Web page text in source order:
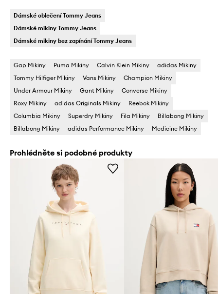
Dámské oblečení Tommy Jeans
Dámské mikiny Tommy Jeans
Dámské mikiny bez zapínání Tommy Jeans
Gap Mikiny Puma Mikiny Calvin Klein Mikiny
adidas Mikiny
Tommy Hilfiger Mikiny
Vans Mikiny
Champion Mikiny
Under Armour Mikiny
Gant Mikiny
Converse Mikiny
Roxy Mikiny
adidas Originals Mikiny
Reebok Mikiny
Columbia Mikiny
Superdry Mikiny Fila Mikiny
Billabong Mikiny
Billabong Mikiny
adidas Performance Mikiny Medicine Mikiny
Prohlédněte si podobné produkty